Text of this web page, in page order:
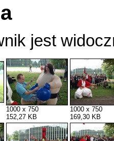
jest
1000 x 750
152,27 KB
1000 x 750
169,30 KB